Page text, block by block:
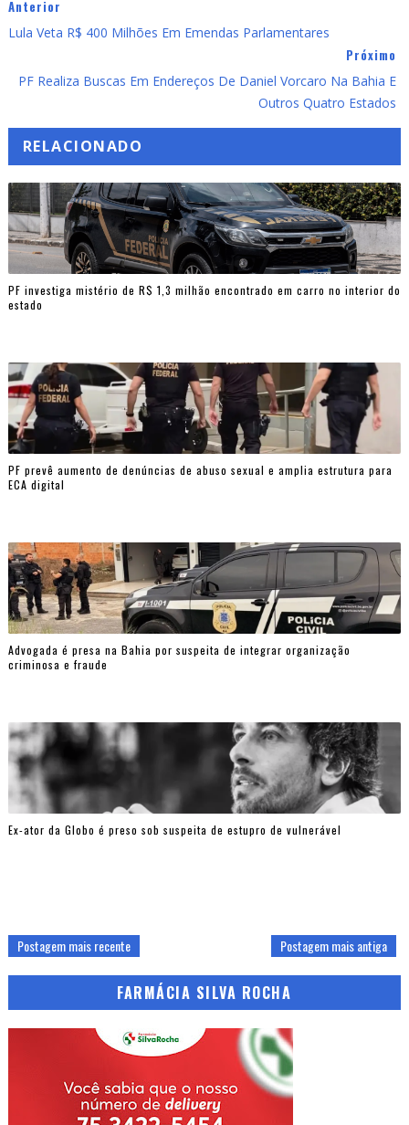
Anterior
Lula Veta R$ 400 Milhões Em Emendas Parlamentares
Próximo
PF Realiza Buscas Em Endereços De Daniel Vorcaro Na Bahia E
Outros Quatro Estados
RELACIONADO
PF investiga mistério de R$ 1,3 milhão encontrado em carro no interior do
estado
PF prevê aumento de denúncias de abuso sexual e amplia estrutura para
ECA digital
Advogada é presa na Bahia por suspeita de integrar organização
criminosa e fraude
Ex-ator da Globo é preso sob suspeita de estupro de vulnerável
Postagem mais recente Postagem mais antiga
FARMÁCIA SILVA ROCHA